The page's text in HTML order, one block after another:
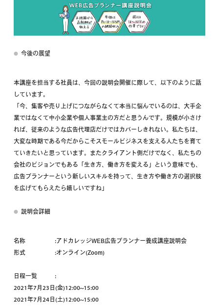
今後の展望
本講座を担当する社員は、今回の説明会開催に際して、以下のように話
しています。
「今、集客や売り上げにつながらなくて本当に悩んでいるのは、大手企
業ではなくて中小企業や個人事業主の方だと思うんです。規模が小さけ
れば、従来のような広告代理店だけではカバーしきれない。私たちは、
大変な時期である今だからこそスモールビジネスを支える人たちを育て
ていきたいと思っています。またクライアント側だけでなく、私たちの
会社のビジョンでもある「生き方、働き方を変える」という意味でも、
広告プランナーという新しいスキルを持って、生き方や働き方の選択肢
を広げてもらえたら嬉しいですね」
説明会詳細
名称 :アドカレッジWEB広告プランナー養成講座説明会
形式 :オンライン(Zoom)
日程一覧 :
2021年7月23日(金)12:00~15:00
2021年7月24日(土)12:00~15:00